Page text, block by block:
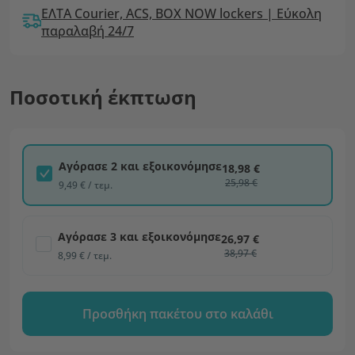
ΕΛΤΑ Courier, ACS, BOX NOW lockers | Εύκολη
παραλαβή 24/7
Ποσοτική έκπτωση
Αγόρασε 2 και εξοικονόμησε
9,49 € / τεμ.
18,98 €
25,98 €
Αγόρασε 3 και εξοικονόμησε
8,99 € / τεμ.
26,97 €
38,97 €
Προσθήκη πακέτου στο καλάθι